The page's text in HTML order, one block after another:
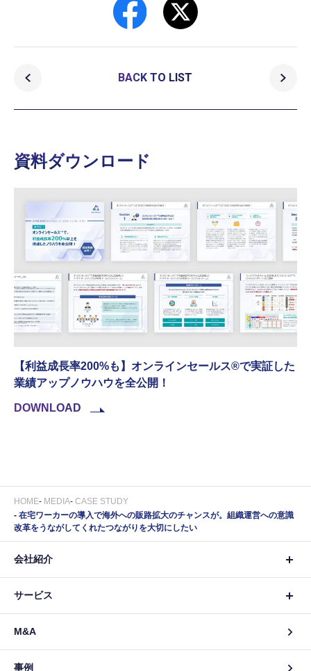
BACK TO LIST
資料ダウンロード
【利益成長率200%も】オンラインセールス®︎で実証した
業績アップノウハウを全公開！
DOWNLOAD
HOME MEDIA CASE STUDY
在宅ワーカーの導入で海外への販路拡大のチャンスが。組織運営への意識
改革をうながしてくれたつながりを大切にしたい
会社紹介
サービス
M&A
事例